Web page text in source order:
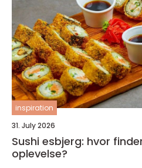
inspiration
31. July 2026
Sushi esbjerg: hvor
oplevelse?